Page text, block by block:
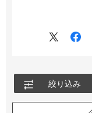
絞り込み